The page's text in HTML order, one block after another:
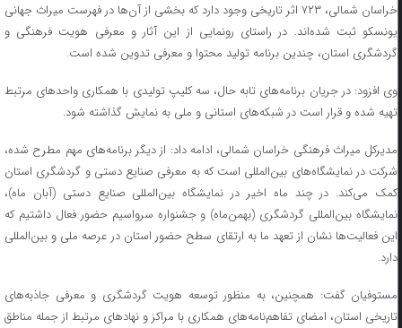
خراسان شمالی، ۷۲۳ اثر تاریخی وجود دارد که بخشی از آن‌ها در فهرست میراث جهانی
یونسکو ثبت شده‌اند. در راستای رونمایی از این آثار و معرفی هویت فرهنگی و
گردشگری استان، چندین برنامه تولید محتوا و معرفی تدوین شده است.
وی افزود: در جریان برنامه‌های تابه حال، سه کلیپ تولیدی با همکاری واحدهای مرتبط
تهیه شده و قرار است در شبکه‌های استانی و ملی به نمایش گذاشته شود.
مدیرکل میراث فرهنگی خراسان شمالی، ادامه داد: از دیگر برنامه‌های مهم مطرح شده،
شرکت در نمایشگاه‌های بین‌المللی است که به معرفی صنایع دستی و گردشگری استان
کمک می‌کند. در چند ماه اخیر در نمایشگاه بین‌المللی صنایع دستی (آبان ماه)،
نمایشگاه بین‌المللی گردشگری (بهمن‌ماه) و جشنواره سرواسیم حضور فعال داشتیم که
این فعالیت‌ها نشان از تعهد ما به ارتقای سطح حضور استان در عرصه ملی و بین‌المللی
دارد.
مستوفیان گفت: همچنین، به منظور توسعه هویت گردشگری و معرفی جاذبه‌های
تاریخی استان، امضای تفاهم‌نامه‌های همکاری با مراکز و نهادهای مرتبط از جمله مناطق